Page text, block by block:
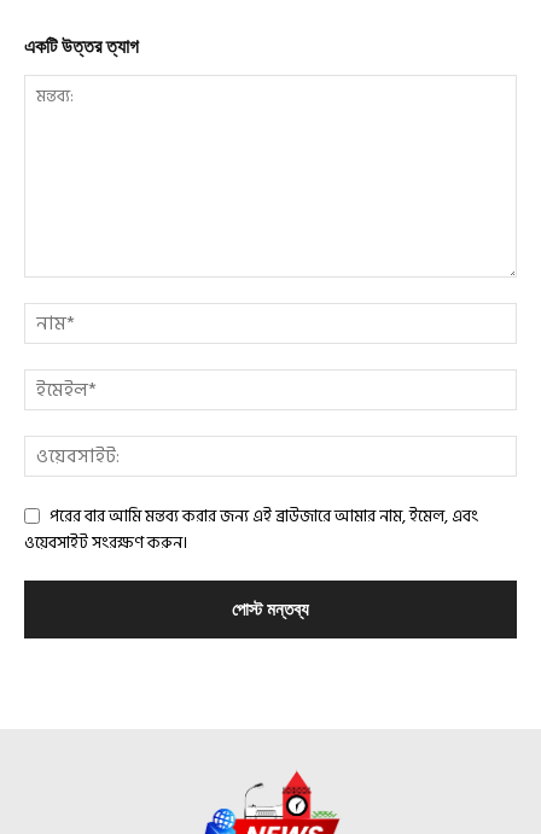
একটি উত্তর ত্যাগ
পরের বার আমি মন্তব্য করার জন্য এই ব্রাউজারে আমার নাম, ইমেল, এবং
ওয়েবসাইট সংরক্ষণ করুন।